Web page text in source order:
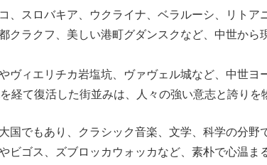
、スロバキア、ウクライナ、ベラルーシ、リト
クラクフ、美しい港町グダンスクなど、中世から
ヴィエリチカ岩塩坑、ヴァヴェル城など、中世ヨ
経て復活した街並みは、人々の強い意志と誇りを
国でもあり、クラシック音楽、文学、科学の分野
ビゴス、ズブロッカウォッカなど、素朴で心温